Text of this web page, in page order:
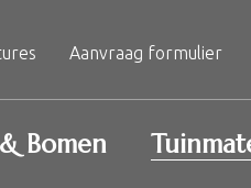
Aanvraag formulier
Bomen